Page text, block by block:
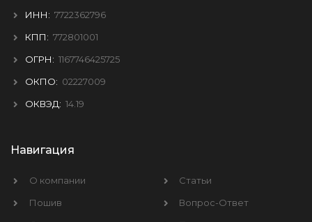
ИНН: 7722362796
КПП: 772801001
ОГРН: 1167746425725
ОКПО: 02227009
ОКВЭД: 14.19
Навигация
О компании
Пошив
Статьи
Вопрос-Ответ